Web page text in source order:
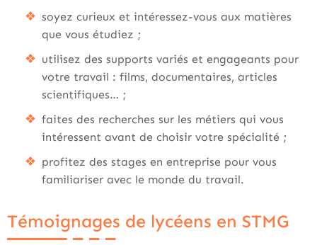
soyez curieux et intéressez-vous aux matières
que vous étudiez ;
utilisez des supports variés et engageants pour
votre travail : films, documentaires, articles
scientifiques… ;
faites des recherches sur les métiers qui vous
intéressent avant de choisir votre spécialité ;
profitez des stages en entreprise pour vous
familiariser avec le monde du travail.
Témoignages de lycéens en STMG